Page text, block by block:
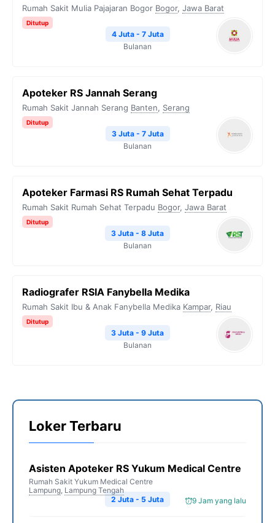
Rumah Sakit Mulia Pajajaran Bogor Bogor, Jawa Barat
Ditutup
4 Juta - 7 Juta
Bulanan
Apoteker RS Jannah Serang
Rumah Sakit Jannah Serang Banten, Serang
Ditutup
3 Juta - 7 Juta
Bulanan
Apoteker Farmasi RS Rumah Sehat Terpadu
Rumah Sakit Rumah Sehat Terpadu Bogor, Jawa Barat
Ditutup
3 Juta - 8 Juta
Bulanan
Radiografer RSIA Fanybella Medika
Rumah Sakit Ibu & Anak Fanybella Medika Kampar, Riau
Ditutup
3 Juta - 9 Juta
Bulanan
Loker Terbaru
Asisten Apoteker RS Yukum Medical Centre
Rumah Sakit Yukum Medical Centre
Lampung, Lampung Tengah
9 Jam yang lalu
2 Juta - 5 Juta